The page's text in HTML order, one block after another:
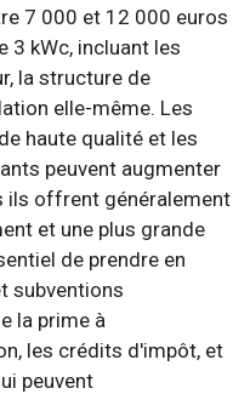
7 000 et 12 000 euros
3 kWc, incluant les
la structure de
elle-même. Les
haute qualité et les
peuvent augmenter
ils offrent généralement
et une plus grande
de prendre en
subventions
la prime à
les crédits d'impôt, et
peuvent